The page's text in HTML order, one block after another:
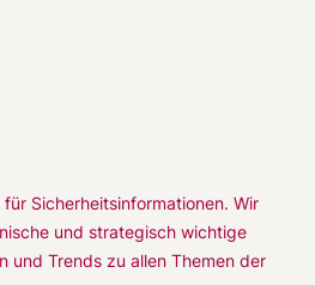
Sicherheitsinformationen. Wir
und strategisch wichtige
und Trends zu allen Themen der